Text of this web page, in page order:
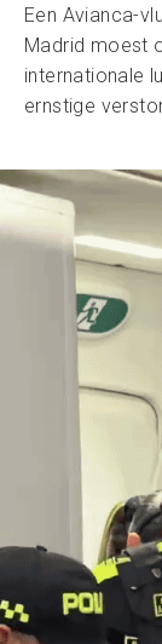
Een Avianca-
Madrid moest
internationale
ernstige